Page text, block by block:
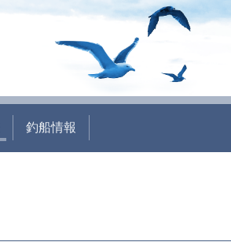
釣船情報